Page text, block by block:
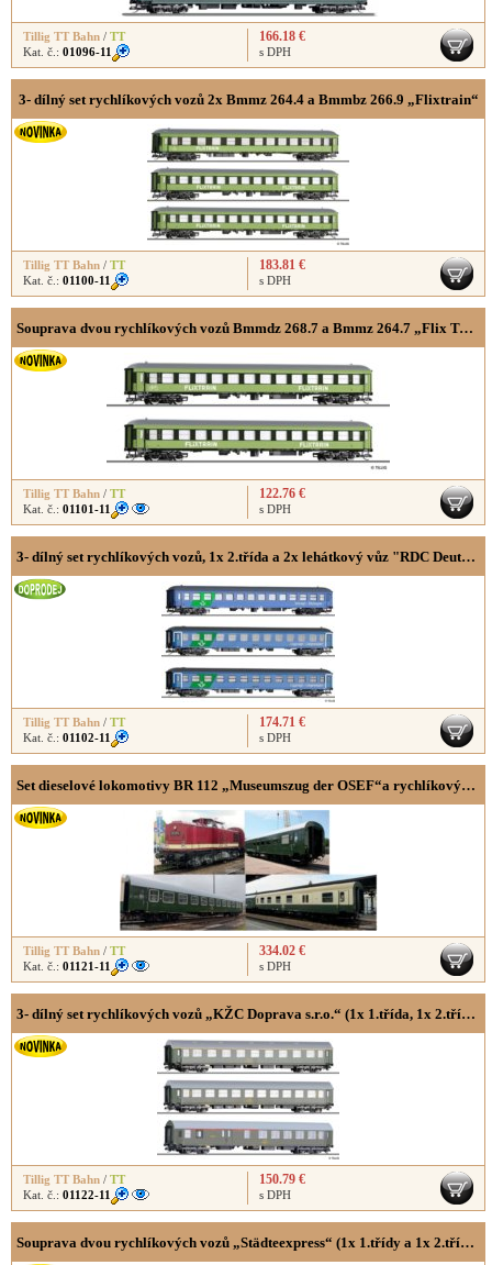
Tillig TT Bahn / TT
Kat. č.: 01096-11
166.18 €
s DPH
3- dílný set rychlíkových vozů 2x Bmmz 264.4 a Bmmbz 266.9 „Flixtrain“
Tillig TT Bahn / TT
Kat. č.: 01100-11
183.81 €
s DPH
Souprava dvou rychlíkových vozů Bmmdz 268.7 a Bmmz 264.7 „Flix Train“
Tillig TT Bahn / TT
Kat. č.: 01101-11
122.76 €
s DPH
3- dílný set rychlíkových vozů, 1x 2.třída a 2x lehátkový vůz "RDC Deutschland"
Tillig TT Bahn / TT
Kat. č.: 01102-11
174.71 €
s DPH
Set dieselové lokomotivy BR 112 „Museumszug der OSEF“a rychlíkových vozů (1x 2. třídy Bghw, 1x 2.třídy se zavazadlovým oddílem BDwsb a 1x 2.třídy typ Y/B 70)
Tillig TT Bahn / TT
Kat. č.: 01121-11
334.02 €
s DPH
3- dílný set rychlíkových vozů „KŽC Doprava s.r.o.“ (1x 1.třída, 1x 2.třída a 1x se zavazadlovým oddílem) einem Reisezugwagen 1. Klasse, einem Reisezugwagen 2. Klasse und einem Reisezugwagen mit Gepäckabteil 2. Klasse, Typ Y/B 70, Ep. VI
Tillig TT Bahn / TT
Kat. č.: 01122-11
150.79 €
s DPH
Souprava dvou rychlíkových vozů „Städteexpress“ (1x 1.třídy a 1x 2.třídy) typ Halberstadt